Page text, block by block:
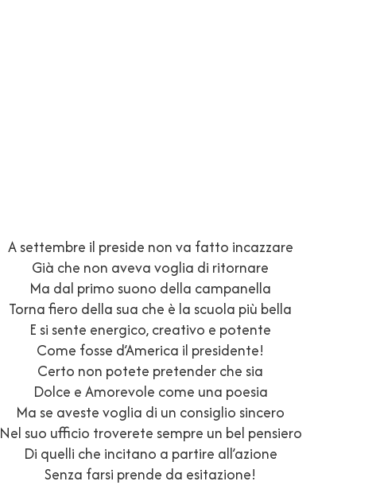
A settembre il preside non va fatto incazzare
Già che non aveva voglia di ritornare
Ma dal primo suono della campanella
Torna fiero della sua che è la scuola più bella
E si sente energico, creativo e potente
Come fosse d’America il presidente!
Certo non potete pretender che sia
Dolce e Amorevole come una poesia
Ma se aveste voglia di un consiglio sincero
Nel suo ufficio troverete sempre un bel pensiero
Di quelli che incitano a partire all’azione
Senza farsi prende da esitazione!